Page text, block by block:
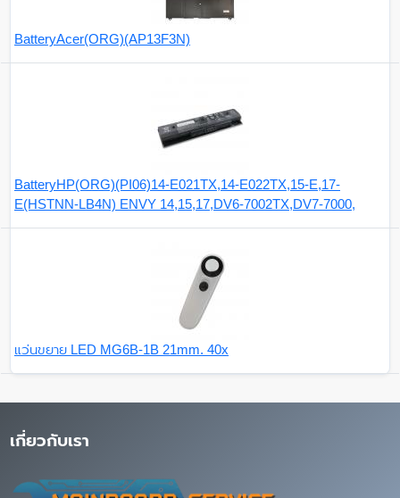
BatteryAcer(ORG)(AP13F3N)
BatteryHP(ORG)(PI06)14-E021TX,14-E022TX,15-E,17-
E(HSTNN-LB4N) ENVY 14,15,17,DV6-7002TX,DV7-7000,
แว่นขยาย LED MG6B-1B 21mm. 40x
เกี่ยวกับเรา